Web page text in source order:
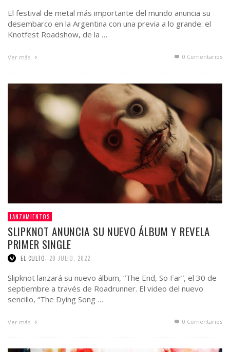
El festival de metal más importante del mundo anuncia su
desembarco en la Argentina con una previa a lo grande: el
Knotfest Roadshow, de la …
Ver más 0 Comentarios
LANZAMIENTOS
SLIPKNOT ANUNCIA SU NUEVO ÁLBUM Y REVELA
PRIMER SINGLE
EL CULTO, 20 JULIO, 2022
Slipknot lanzará su nuevo álbum, “The End, So Far”, el 30 de
septiembre a través de Roadrunner. El video del nuevo
sencillo, “The Dying Song …
Ver más 0 Comentarios